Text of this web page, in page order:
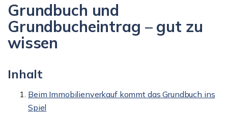
Grundbuch und
Grundbucheintrag – gut zu
wissen
Inhalt
Beim Immobilienverkauf kommt das Grundbuch ins
Spiel